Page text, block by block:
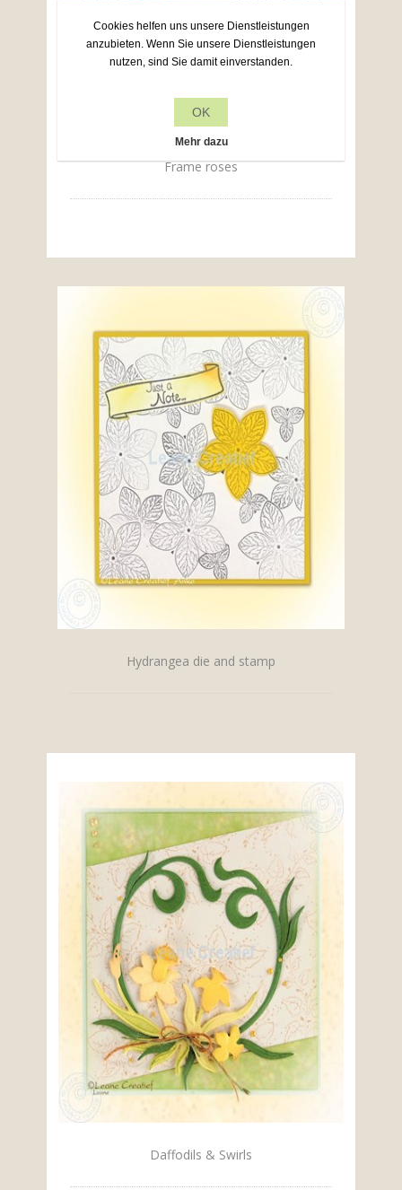
Frame roses
Hydrangea die and stamp
Daffodils & Swirls
Cookies helfen uns unsere Dienstleistungen
anzubieten. Wenn Sie unsere Dienstleistungen
nutzen, sind Sie damit einverstanden.
OK
Mehr dazu